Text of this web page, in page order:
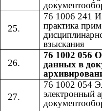
76 1006 241
практика
взыскания
76 1002 056
данных в
76 1002 054
электронный